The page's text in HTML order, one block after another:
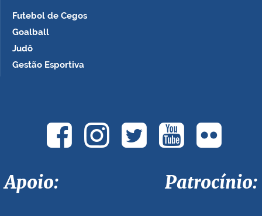
Futebol de Cegos
Goalball
Judô
Gestão Esportiva
Apoio: Patrocínio: